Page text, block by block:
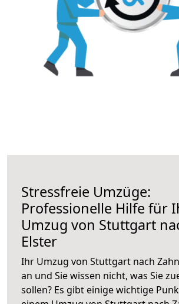
Stressfreie Umzüge:
Professionelle Hilfe für
Umzug von Stuttgart
Elster
Ihr Umzug von Stuttgart nach
an und Sie wissen nicht, was Sie
sollen? Es gibt einige wichtige